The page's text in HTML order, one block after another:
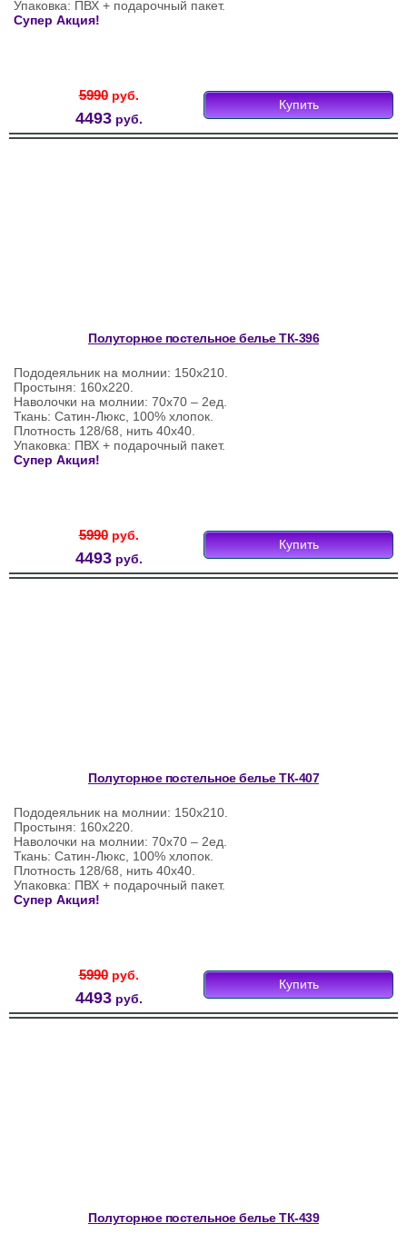
Упаковка: ПВХ + подарочный пакет.
Супер Акция!
5990руб.
4493руб.
Купить
Полуторное постельное белье ТК-396
Пододеяльник на молнии: 150х210.
Простыня: 160х220.
Наволочки на молнии: 70х70 – 2ед.
Ткань: Сатин-Люкс, 100% хлопок.
Плотность 128/68, нить 40х40.
Упаковка: ПВХ + подарочный пакет.
Супер Акция!
5990руб.
4493руб.
Купить
Полуторное постельное белье ТК-407
Пододеяльник на молнии: 150х210.
Простыня: 160х220.
Наволочки на молнии: 70х70 – 2ед.
Ткань: Сатин-Люкс, 100% хлопок.
Плотность 128/68, нить 40х40.
Упаковка: ПВХ + подарочный пакет.
Супер Акция!
5990руб.
4493руб.
Купить
Полуторное постельное белье ТК-439